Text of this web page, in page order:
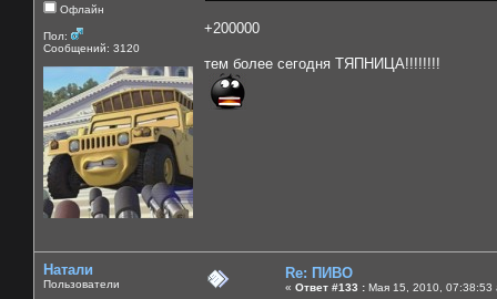
Офлайн
Пол:
Сообщений: 3120
+200000
тем более сегодня ТЯПНИЦА!!!!!!!!
Натали
Пользователи
Re: ПИВО
« Ответ #133 : Мая 15, 2010, 07:38:53